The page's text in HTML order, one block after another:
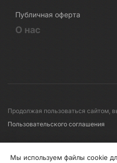
Публичная оферта
О нас
Продолжая пользоваться сайтом,
Пользовательского соглашения
© 2008-2026 Первые линии
Мы используем файлы cookie